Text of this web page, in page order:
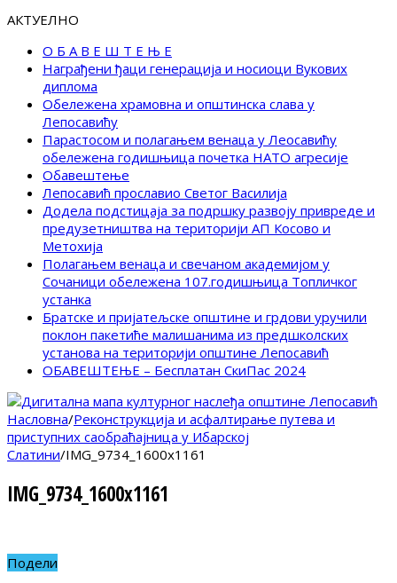
АКТУЕЛНО
О Б А В Е Ш Т Е Њ Е
Награђени ђаци генерација и носиоци Вукових
диплома
Обележена храмовна и општинска слава у
Лепосавићу
Парастосом и полагањем венаца у Леосавићу
обележена годишњица почетка НАТО агресије
Обавештење
Лепосавић прославио Светог Василија
Додела подстицаја за подршку развоју привреде и
предузетништва на територији АП Косово и
Метохија
Полагањем венаца и свечаном академијом у
Сочаници обележена 107.годишњица Топличког
устанка
Братске и пријатељске општине и грдови уручили
поклон пакетиће малишанима из предшколских
установа на територији општине Лепосавић
ОБАВЕШТЕЊЕ – Бесплатан СкиПас 2024
Насловна/Реконструкција и асфалтирање путева и
приступних саобраћајница у Ибарској
Слатини/IMG_9734_1600x1161
IMG_9734_1600x1161
Подели